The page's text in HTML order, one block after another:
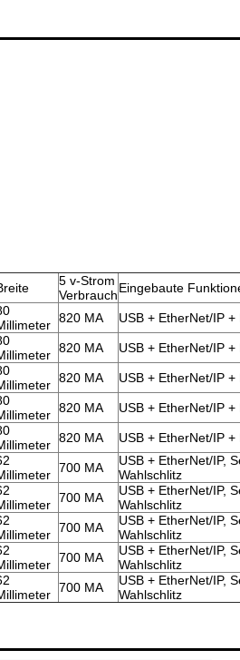
5 v-Strom
VerbrauchEingebaute
820 MA USB + EtherNet/IP +
820 MA USB + EtherNet/IP +
820 MA USB + EtherNet/IP +
820 MA USB + EtherNet/IP +
820 MA USB + EtherNet/IP +
700 MA
USB + EtherNet/IP,
Wahlschlitz
700 MA
USB + EtherNet/IP,
Wahlschlitz
700 MA
USB + EtherNet/IP,
Wahlschlitz
700 MA
USB + EtherNet/IP,
Wahlschlitz
700 MA
USB + EtherNet/IP,
Wahlschlitz